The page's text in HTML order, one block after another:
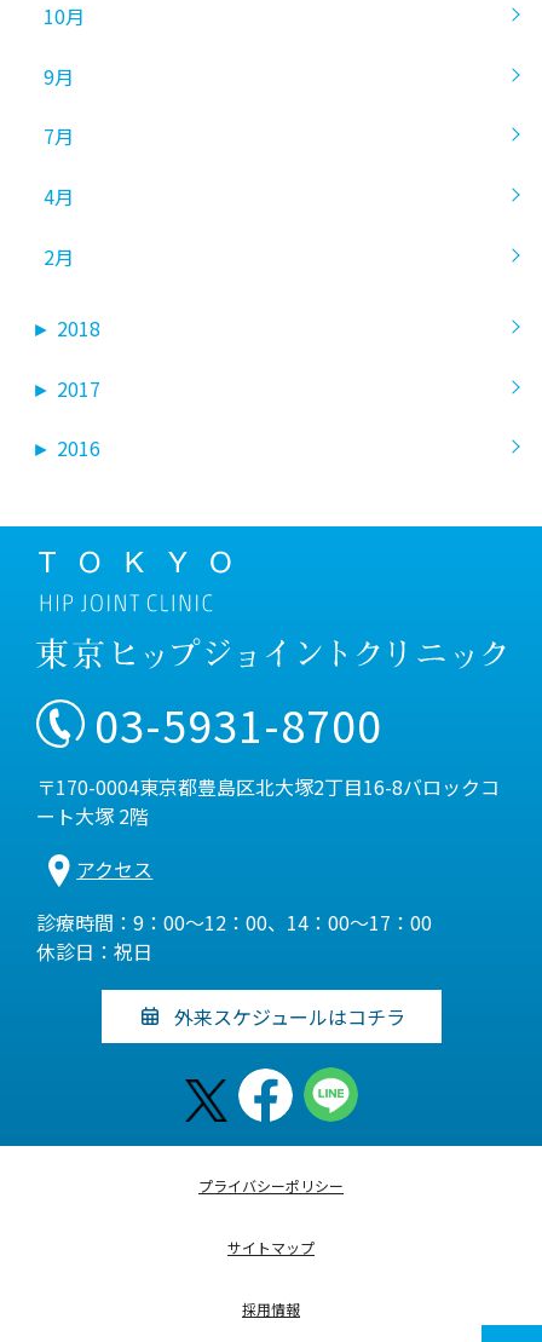
10月
9月
7月
4月
2月
► 2018
► 2017
► 2016
03-5931-8700
〒170-0004東京都豊島区北大塚2丁目16-8バロックコ
ート大塚 2階
アクセス
診療時間：9：00～12：00、14：00～17：00
休診日：祝日
外来スケジュールはコチラ
プライバシーポリシー
サイトマップ
採用情報